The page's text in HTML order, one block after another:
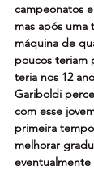
campeonatos
mas após uma
máquina de
poucos teriam
teria nos 12
Gariboldi
com esse
primeira
melhorar